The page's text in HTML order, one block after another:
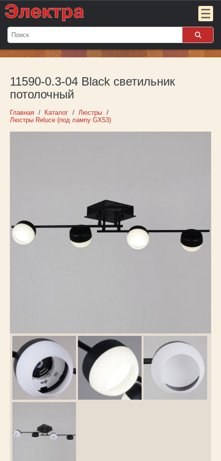
Мой
Пока
пуст
Войти
О компании
Каталог
товаров
11590-0.3-04 Black светильник
потолочный
Главная Каталог
Люстры
Люстры Reluce (под лампу GX53)